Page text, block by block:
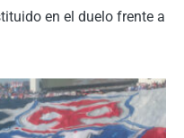
en el duelo frente a